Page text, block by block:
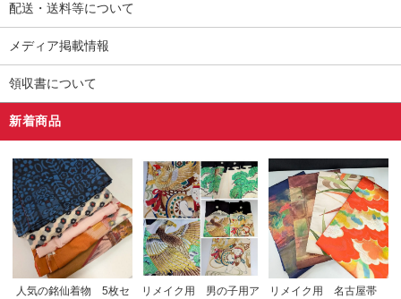
配送・送料等について
メディア掲載情報
領収書について
新着商品
人気の銘仙着物 5枚セ
リメイク用 男の子用ア
リメイク用 名古屋帯